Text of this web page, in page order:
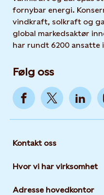
fornybar energi.
vindkraft, solkraft og
global markedsaktør
har rundt 6200 ansatte
Følg oss
Kontakt oss
Hvor vi har virksomhet
Adresse hovedkontor